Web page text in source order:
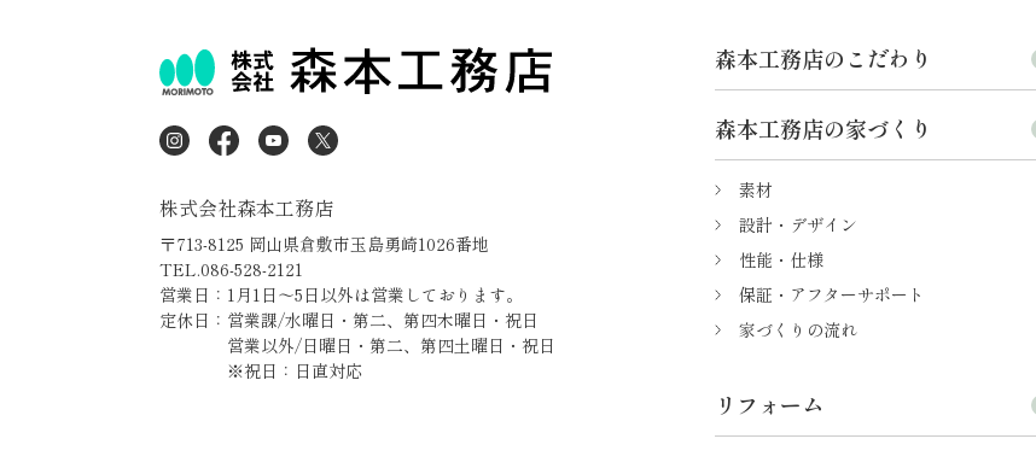
株式会社森本工務店
〒713-8125 岡山県倉敷市玉島勇崎1026番地
TEL.086-528-2121
営業日：1月1日～5日以外は営業しております。
定休日：営業課/水曜日・第二、第四木曜日・祝日
営業以外/日曜日・第二、第四土曜日・祝日
※祝日：日直対応
森本工務店のこだわり
森本工務店の家づくり
素材
設計・デザイン
性能・仕様
保証・アフターサポート
家づくりの流れ
リフォーム